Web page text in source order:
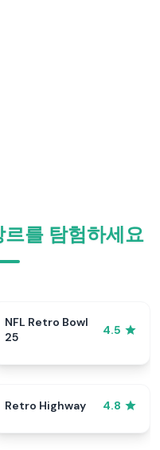
를 탐험하세요
NFL Retro Bowl
25
4.5
Retro Highway 4.8